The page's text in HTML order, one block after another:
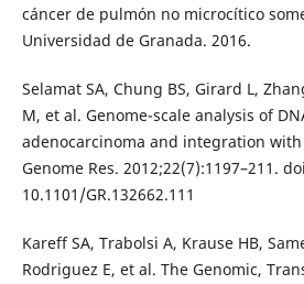
cáncer de pulmón no microcítico
Universidad de Granada. 2016.
Selamat SA, Chung BS, Girard L,
M, et al. Genome-scale analysis of
adenocarcinoma and integration with
Genome Res. 2012;22(7):1197–211.
10.1101/GR.132662.111
Kareff SA, Trabolsi A, Krause HB,
Rodriguez E, et al. The Genomic,